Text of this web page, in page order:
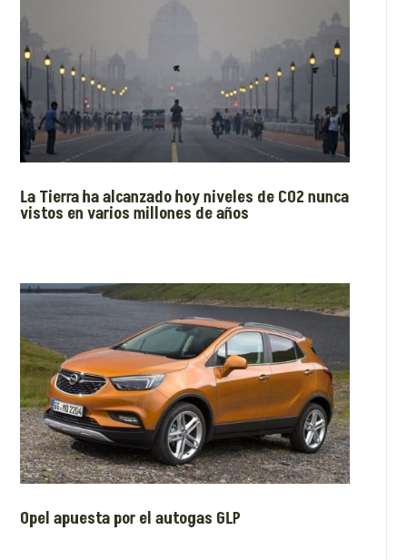
La Tierra ha alcanzado hoy niveles de CO2 nunca
vistos en varios millones de años
Opel apuesta por el autogas GLP